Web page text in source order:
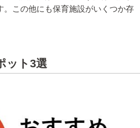
。この他にも保育施設がいくつか存
ット3選